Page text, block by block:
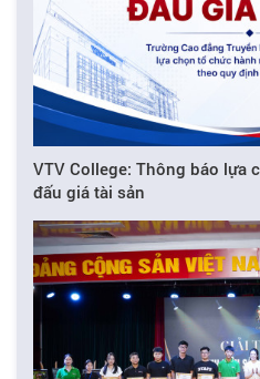
VTV College: Thông báo lựa
đấu giá tài sản